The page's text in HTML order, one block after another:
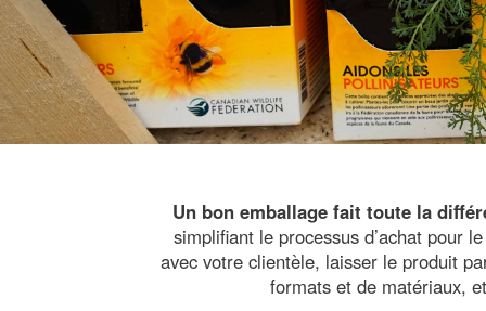
Un bon emballage fait toute la
simplifiant le processus d’achat pour
avec votre clientèle, laisser le produit
formats et de matériaux,